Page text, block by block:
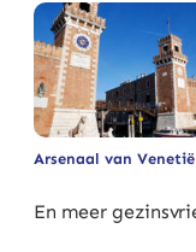
Arsenaal van Venetië
En meer